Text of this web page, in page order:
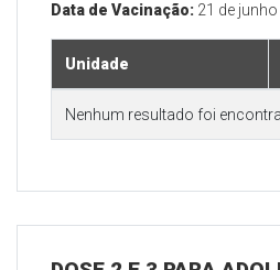
Data de Vacinação: 21 de
Unidade
Nenhum resultado foi